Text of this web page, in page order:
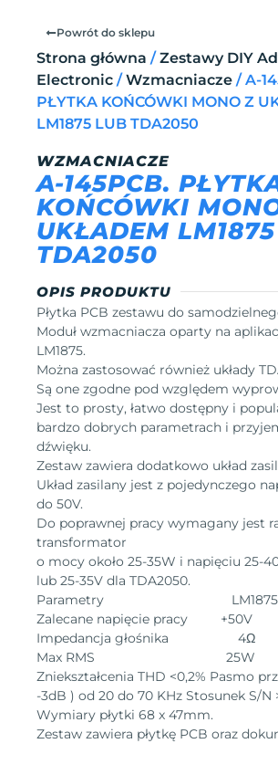
Powrót do sklepu
Strona główna / Zestawy DIY
Electronic / Wzmacniacze / A-
PŁYTKA KOŃCÓWKI MONO Z
LM1875 LUB TDA2050
WZMACNIACZE
A-145PCB.
KOŃCÓWKI
UKŁADEM
TDA2050
OPIS PRODUKTU
Płytka PCB zestawu do
Moduł wzmacniacza oparty na
LM1875.
Można zastosować również układy
Są one zgodne pod względem
Jest to prosty, łatwo dostępny i
bardzo dobrych parametrach i
dźwięku.
Zestaw zawiera dodatkowo układ
Układ zasilany jest z pojedynczego
do 50V.
Do poprawnej pracy wymagany jest
transformator
o mocy około 25-35W i napięciu 25-
lub 25-35V dla TDA2050.
Parametry LM1875
Zalecane napięcie pracy
Impedancja głośnika
Max RMS 25W
Zniekształcenia THD <0,2% Pasmo
-3dB ) od 20 do 70 KHz Stosunek S/N
Wymiary płytki 68 x 47mm.
Zestaw zawiera płytkę PCB oraz